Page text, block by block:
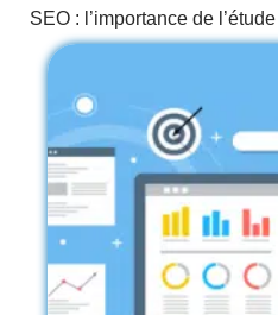
SEO : l’importance de